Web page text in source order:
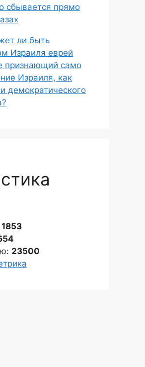
сбывается прямо
ли быть
Израиля еврей
признающий само
Израиля, как
демократического
1853
23500